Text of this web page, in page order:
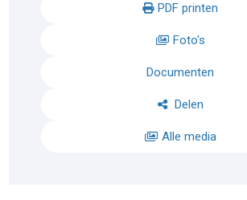
PDF printen
Foto's
Documenten
Delen
Alle media